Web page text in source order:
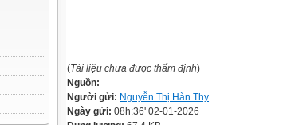
(Tài liệu chưa được thẩm định)
Nguồn:
Người gửi: Nguyễn Thị Hàn Thy
Ngày gửi: 08h:36' 02-01-2026